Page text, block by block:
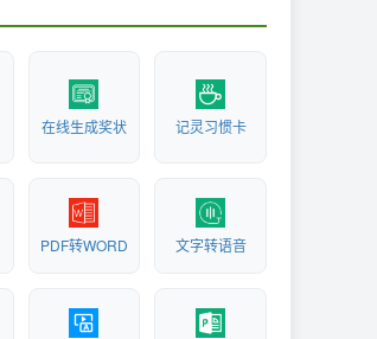
在线生成奖状 记灵习惯卡
PDF转WORD 文字转语音